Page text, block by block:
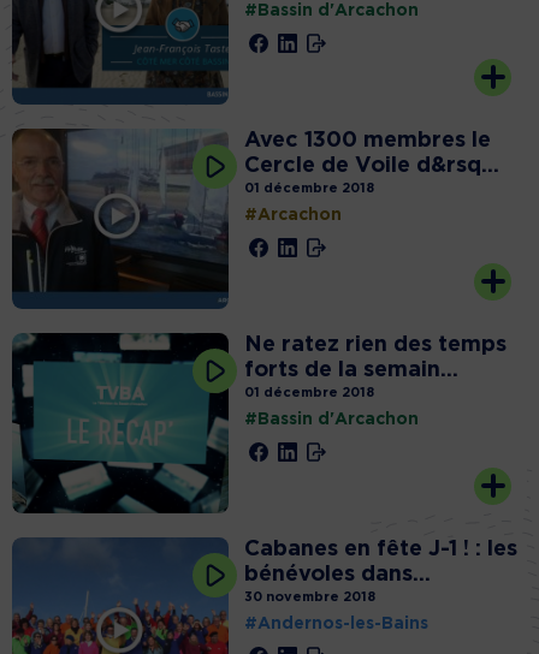
#Bassin d'Arcachon
Avec 1300 membres le
Cercle de Voile d&rsq...
01 décembre 2018
#Arcachon
Ne ratez rien des temps
forts de la semain...
01 décembre 2018
#Bassin d'Arcachon
Cabanes en fête J-1 ! : les
bénévoles dans...
30 novembre 2018
#Andernos-les-Bains